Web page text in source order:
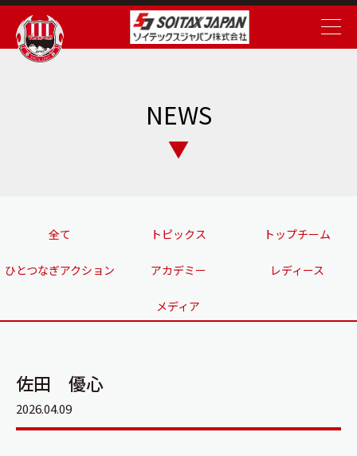
NEWS
全て トピックス トップチーム
ひとつなぎアクション アカデミー レディース
メディア
佐田 優心
2026.04.09